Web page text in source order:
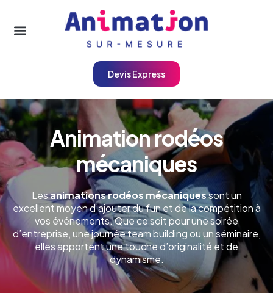
Devis Express
Animation rodéos
mécaniques
Lesanimations rodéos mécaniquessont un
excellent moyen d’ajouter du fun et de la compétition à
vos événements. Que ce soit pour une soirée
d’entreprise, une journée team building ou un séminaire,
elles apportent une touche d’originalité et de
dynamisme.